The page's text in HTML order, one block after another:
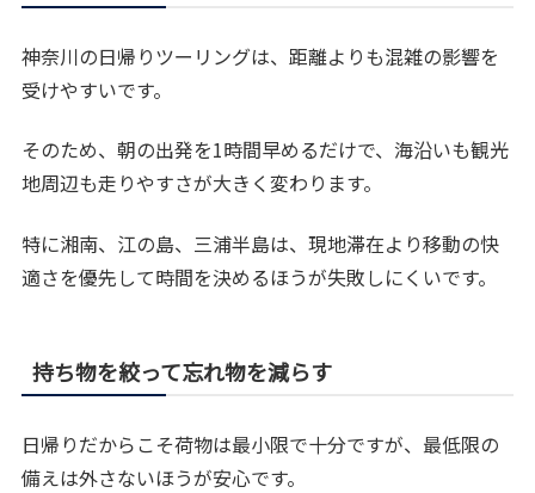
神奈川の日帰りツーリングは、距離よりも混雑の影響を
受けやすいです。
そのため、朝の出発を1時間早めるだけで、海沿いも観光
地周辺も走りやすさが大きく変わります。
特に湘南、江の島、三浦半島は、現地滞在より移動の快
適さを優先して時間を決めるほうが失敗しにくいです。
持ち物を絞って忘れ物を減らす
日帰りだからこそ荷物は最小限で十分ですが、最低限の
備えは外さないほうが安心です。